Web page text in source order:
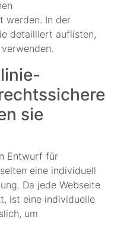
werden. In der
detailliert auflisten,
sie
Entwurf für
eine individuell
Da jede Webseite
ist eine individuelle
um